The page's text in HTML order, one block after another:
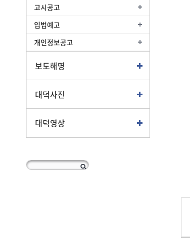
고시공고
입법예고
개인정보공고
보도해명
대덕사진
대덕영상